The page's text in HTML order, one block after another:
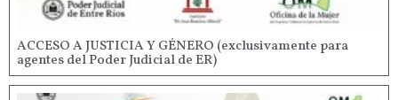
ACCESO A JUSTICIA Y GÉNERO (exclusivamente para
agentes del Poder Judicial de ER)